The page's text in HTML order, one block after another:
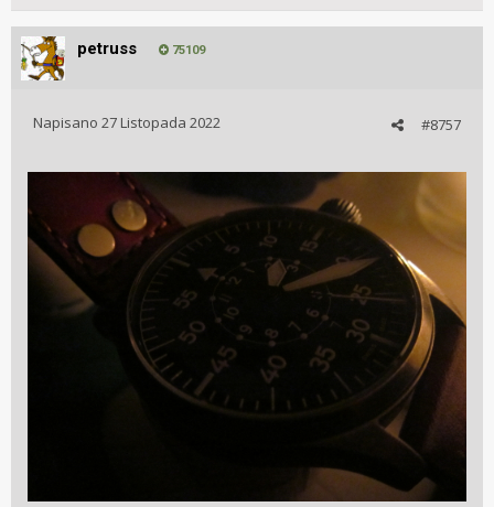
petruss 75109
#8757
Napisano 27 Listopada 2022